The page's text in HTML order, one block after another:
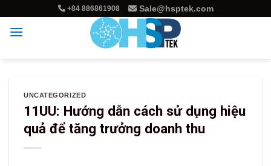
content
+84 886861908 Sale@hsptek.com
UNCATEGORIZED
11UU: Hướng dẫn cách sử dụng hiệu
quả để tăng trưởng doanh thu